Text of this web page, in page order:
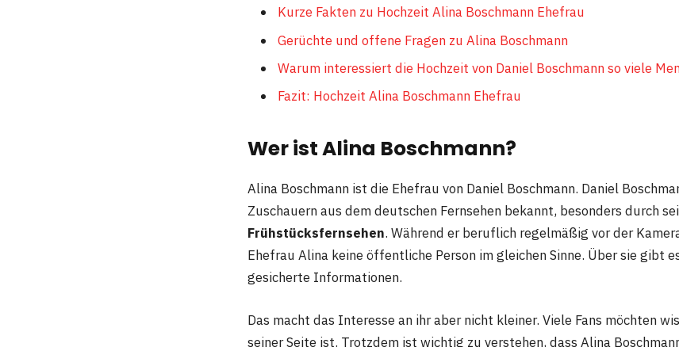
Kurze Fakten zu Hochzeit Alina Boschmann Ehefrau
Gerüchte und offene Fragen zu Alina Boschmann
Warum interessiert die Hochzeit von Daniel Boschmann so viele
Fazit: Hochzeit Alina Boschmann Ehefrau
Wer ist Alina Boschmann?
Alina Boschmann ist die Ehefrau von Daniel Boschmann. Daniel
Zuschauern aus dem deutschen Fernsehen bekannt, besonders durch
Frühstücksfernsehen. Während er beruflich regelmäßig vor der
Ehefrau Alina keine öffentliche Person im gleichen Sinne. Über sie gibt
gesicherte Informationen.
Das macht das Interesse an ihr aber nicht kleiner. Viele Fans möchten
seiner Seite ist. Trotzdem ist wichtig zu verstehen, dass Alina